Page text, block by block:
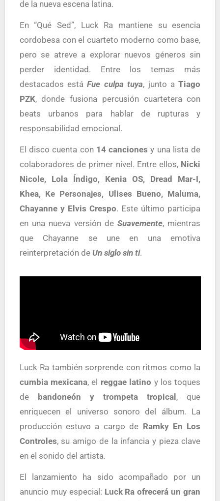
de la nueva escena latina.
En “Qué Sed”, Luck Ra mantiene su esencia
cordobesa con el cuarteto moderno como base,
pero se atreve a explorar nuevos géneros sin
perder identidad. Entre los temas más
destacados estáFue culpa tuya, junto aTiago
PZK, donde fusiona percusión cuartetera con
beats urbanos para hablar de rupturas y
responsabilidad emocional.
El disco cuenta con 14 canciones y una lista de
colaboradores de primer nivel. Entre ellos, Nicki
Nicole, Lola Índigo, Kenia OS, Dread Mar-I,
Khea, Ke Personajes, Ulises Bueno, Maluma,
Chayanne y Elvis Crespo. Este último participa
en una nueva versión de Suavemente, mientras
que Chayanne se une en una emotiva
reinterpretación de Un siglo sin ti.
Luck Ra también sorprende con ritmos como la
cumbia mexicana, el reggae latino y los toques
de
bandoneón y trompeta tropical , que
enriquecen el universo sonoro del álbum. La
producción estuvo a cargo de Ramky En Los
Controles, su amigo de la infancia y pieza clave
en el sonido del artista.
El lanzamiento ha sido acompañado por un
anuncio muy especial: Luck Ra ofrecerá un gran